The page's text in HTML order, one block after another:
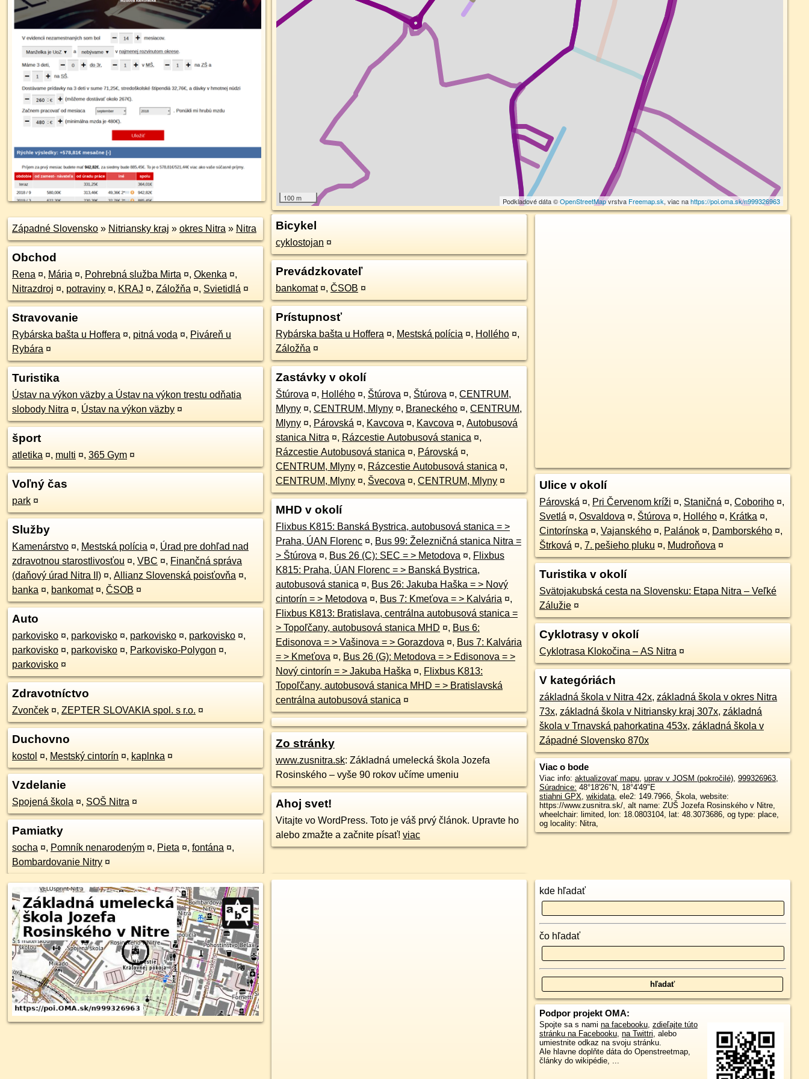
100 m Podkladové dáta ©OpenStreetMapvrstva Freemap.sk, viac nahttps://poi.oma.sk/n999326963
Západné Slovensko » Nitriansky kraj » okres Nitra » Nitra
Obchod
Rena ¤, Mária ¤, Pohrebná služba Mirta ¤, Okenka ¤,
Nitrazdroj ¤, potraviny ¤, KRAJ ¤, Záložňa ¤, Svietidlá ¤
Stravovanie
Rybárska bašta u Hoffera ¤, pitná voda ¤, Piváreň u
Rybára ¤
Turistika
Ústav na výkon väzby a Ústav na výkon trestu odňatia
slobody Nitra ¤, Ústav na výkon väzby ¤
šport
atletika ¤, multi ¤, 365 Gym ¤
Voľný čas
park ¤
Služby
Kamenárstvo ¤, Mestská polícia ¤, Úrad pre dohľad nad
zdravotnou starostlivosťou ¤, VBC ¤, Finančná správa
(daňový úrad Nitra II) ¤, Allianz Slovenská poisťovňa ¤,
banka ¤, bankomat ¤, ČSOB ¤
Auto
parkovisko ¤, parkovisko ¤, parkovisko ¤, parkovisko ¤,
parkovisko ¤, parkovisko ¤, Parkovisko-Polygon ¤,
parkovisko ¤
Zdravotníctvo
Zvonček ¤, ZEPTER SLOVAKIA spol. s r.o. ¤
Duchovno
kostol ¤, Mestský cintorín ¤, kaplnka ¤
Vzdelanie
Spojená škola ¤, SOŠ Nitra ¤
Pamiatky
socha ¤, Pomník nenarodeným ¤, Pieta ¤, fontána ¤,
Bombardovanie Nitry ¤
Bicykel
cyklostojan ¤
Prevádzkovateľ
bankomat ¤, ČSOB ¤
Prístupnosť
Rybárska bašta u Hoffera ¤, Mestská polícia ¤, Hollého ¤,
Záložňa ¤
Zastávky v okolí
Štúrova ¤, Hollého ¤, Štúrova ¤, Štúrova ¤, CENTRUM,
Mlyny ¤, CENTRUM, Mlyny ¤, Braneckého ¤, CENTRUM,
Mlyny ¤, Párovská ¤, Kavcova ¤, Kavcova ¤, Autobusová
stanica Nitra ¤, Rázcestie Autobusová stanica ¤,
Rázcestie Autobusová stanica ¤, Párovská ¤,
CENTRUM, Mlyny ¤, Rázcestie Autobusová stanica ¤,
CENTRUM, Mlyny ¤, Švecova ¤, CENTRUM, Mlyny ¤
MHD v okolí
Flixbus K815: Banská Bystrica, autobusová stanica = >
Praha, ÚAN Florenc ¤, Bus 99: Železničná stanica Nitra =
> Štúrova ¤, Bus 26 (C): SEC = > Metodova ¤, Flixbus
K815: Praha, ÚAN Florenc = > Banská Bystrica,
autobusová stanica ¤, Bus 26: Jakuba Haška = > Nový
cintorín = > Metodova ¤, Bus 7: Kmeťova = > Kalvária ¤,
Flixbus K813: Bratislava, centrálna autobusová stanica =
> Topoľčany, autobusová stanica MHD ¤, Bus 6:
Edisonova = > Vašinova = > Gorazdova ¤, Bus 7: Kalvária
= > Kmeťova ¤, Bus 26 (G): Metodova = > Edisonova = >
Nový cintorín = > Jakuba Haška ¤, Flixbus K813:
Topoľčany, autobusová stanica MHD = > Bratislavská
centrálna autobusová stanica ¤
Zo stránky
www.zusnitra.sk: Základná umelecká škola Jozefa
Rosinského – vyše 90 rokov učíme umeniu
Ahoj svet!
Vitajte vo WordPress. Toto je váš prvý článok. Upravte ho
alebo zmažte a začnite písať! viac
Ulice v okolí
Párovská ¤, Pri Červenom kríži ¤, Staničná ¤, Coboriho ¤,
Svetlá ¤, Osvaldova ¤, Štúrova ¤, Hollého ¤, Krátka ¤,
Cintorínska ¤, Vajanského ¤, Palánok ¤, Damborského ¤,
Štrková ¤, 7. pešieho pluku ¤, Mudroňova ¤
Turistika v okolí
Svätojakubská cesta na Slovensku: Etapa Nitra – Veľké
Zálužie ¤
Cyklotrasy v okolí
Cyklotrasa Klokočina – AS Nitra ¤
V kategóriách
základná škola v Nitra 42x, základná škola v okres Nitra
73x, základná škola v Nitriansky kraj 307x, základná
škola v Trnavská pahorkatina 453x, základná škola v
Západné Slovensko 870x
Viac o bode
Viac info: aktualizovať mapu, uprav v JOSM (pokročilé), 999326963,
Súradnice: 48°18'26"N, 18°4'49"E
stiahni GPX, wikidata, ele2: 149.7966, Škola, website:
https://www.zusnitra.sk/, alt name: ZUŠ Jozefa Rosinského v Nitre,
wheelchair: limited, lon: 18.0803104, lat: 48.3073686, og type: place,
og locality: Nitra,
kde hľadať
čo hľadať
Podpor projekt OMA:
Spojte sa s nami na facebooku, zdieľajte túto
stránku na Facebooku, na Twittri, alebo
umiestnite odkaz na svoju stránku.
Ale hlavne doplňte dáta do Openstreetmap,
články do wikipédie, ...